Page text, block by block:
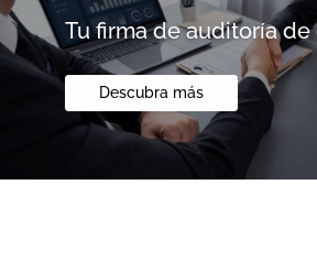
Tu firma de auditoría de
Descubra más